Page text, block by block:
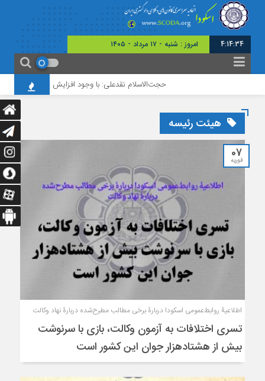
4:14:35 برابر با : 24 - صفر - 1448
حجت‌الاسلام نقدعلی: با وجود افزایش چشمگیر
هیئت رئیسه
07
فوریه
اطلاعیۀ روابط‌عمومی اسكودا دربارۀ برخی مطالب مطرح‌شده دربارۀ نهاد وكالت
تسری اختلافات به آزمون وکالت، بازی با سرنوشت
بیش از هشتادهزار جوان این کشور است